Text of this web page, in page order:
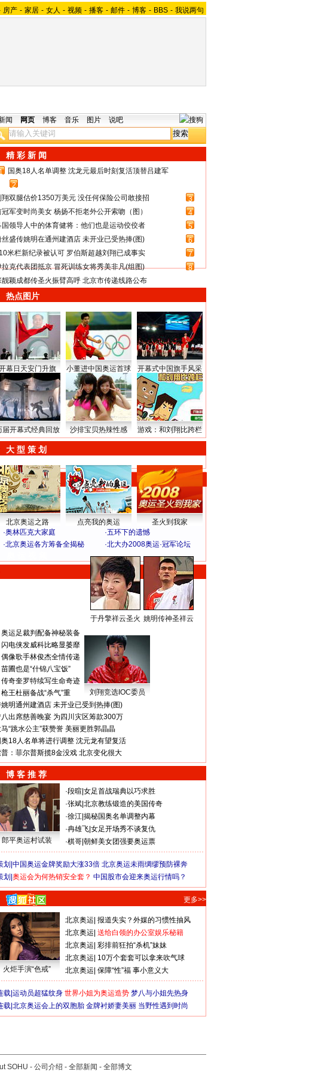
房产 - 家居 - 女人 - 视频 - 播客 - 邮件 - 博客 - BBS - 我说两句
闻 网页 博客 音乐 图片 说吧
精 彩 新 闻
国奥18人名单调整 沈龙元最后时刻复活顶替吕建军
2
翔双腿估价1350万美元 没任何保险公司敢接招
3
冠军变时尚美女 杨扬不拒老外公开索吻（图）
4
国领导人中的体育健将：他们也是运动佼佼者
5
丝盛传姚明在通州建酒店 未开业已受热捧(图)
6
米栏新纪录被认可 罗伯斯超越刘翔已成事实
7
拉克代表团抵京 冒死训练女将秀美非凡(组图)
8
靓颖成都传圣火振臂高呼 北京市传递线路公布
热点图片
幕日天安门升旗 小董进中国奥运首球 开幕式中国旗手风采
届开幕式经典回放 沙排宝贝热辣性感 游戏：和刘翔比跨栏
大 型 策 划
北京奥运之路 点亮我的奥运
圣火到我家
·奥林匹克大家庭 ·五环下的遗憾
·北京奥运各方筹备全揭秘 ·北大办2008奥运·冠军论坛
于丹擎祥云圣火 姚明传神圣祥云
奥运足裁判配备神秘装备
闪电侠发威科比略显萎靡
偶像歌手林俊杰全情传递
苗圃也是“什锦八宝饭”
传奇奎罗特续写生命奇迹
枪王杜丽备战“杀气”重
刘翔竞选IOC委员
明通州建酒店 未开业已受到热捧(图)
出席慈善晚宴 为四川灾区筹款300万
“跳水公主”获赞誉 美丽更胜郭晶晶
奥18人名单将进行调整 沈元龙有望复活
：菲尔普斯揽8金没戏 北京变化很大
博 客 推 荐
郎平奥运村试装
·段暄 女足首战瑞典以巧求胜
·张斌 北京教练锻造的美国传奇
·徐江 揭秘国奥名单调整内幕
·冉雄飞 女足开场秀不谈复仇
·棋哥 朝鲜美女团强要奥运票
划| 中国奥运金牌奖励大涨33倍 北京奥运未雨绸缪预防裸奔
划| 奥运会为何热销安全套？ 中国股市会迎来奥运行情吗？
更多>>
火炬手演“色戒”
北京奥运 报道失实？外媒的习惯性抽风
北京奥运 送给白领的办公室娱乐秘籍
北京奥运 彩排前狂拍“杀机”妹妹
北京奥运 10万个套套可以拿来吹气球
北京奥运 保障“性”福 事小意义大
载| 运动员超猛纹身 世界小姐为奥运造势 梦八与小姐先热身
载| 北京奥运会上的双胞胎 金牌衬娇妻美丽 当野性遇到时尚
SOHU - 公司介绍 - 全部新闻 - 全部博文